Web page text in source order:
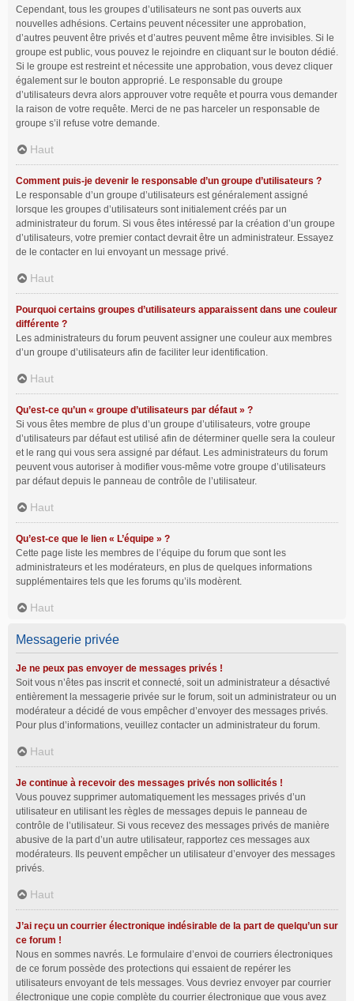
Cependant, tous les groupes d’utilisateurs ne sont pas ouverts aux
nouvelles adhésions. Certains peuvent nécessiter une approbation,
d’autres peuvent être privés et d’autres peuvent même être invisibles. Si le
groupe est public, vous pouvez le rejoindre en cliquant sur le bouton dédié.
Si le groupe est restreint et nécessite une approbation, vous devez cliquer
également sur le bouton approprié. Le responsable du groupe
d’utilisateurs devra alors approuver votre requête et pourra vous demander
la raison de votre requête. Merci de ne pas harceler un responsable de
groupe s’il refuse votre demande.
Haut
Comment puis-je devenir le responsable d’un groupe d’utilisateurs ?
Le responsable d’un groupe d’utilisateurs est généralement assigné
lorsque les groupes d’utilisateurs sont initialement créés par un
administrateur du forum. Si vous êtes intéressé par la création d’un groupe
d’utilisateurs, votre premier contact devrait être un administrateur. Essayez
de le contacter en lui envoyant un message privé.
Haut
Pourquoi certains groupes d’utilisateurs apparaissent dans une couleur
différente ?
Les administrateurs du forum peuvent assigner une couleur aux membres
d’un groupe d’utilisateurs afin de faciliter leur identification.
Haut
Qu’est-ce qu’un « groupe d’utilisateurs par défaut » ?
Si vous êtes membre de plus d’un groupe d’utilisateurs, votre groupe
d’utilisateurs par défaut est utilisé afin de déterminer quelle sera la couleur
et le rang qui vous sera assigné par défaut. Les administrateurs du forum
peuvent vous autoriser à modifier vous-même votre groupe d’utilisateurs
par défaut depuis le panneau de contrôle de l’utilisateur.
Haut
Qu’est-ce que le lien « L’équipe » ?
Cette page liste les membres de l’équipe du forum que sont les
administrateurs et les modérateurs, en plus de quelques informations
supplémentaires tels que les forums qu’ils modèrent.
Haut
Messagerie privée
Je ne peux pas envoyer de messages privés !
Soit vous n’êtes pas inscrit et connecté, soit un administrateur a désactivé
entièrement la messagerie privée sur le forum, soit un administrateur ou un
modérateur a décidé de vous empêcher d’envoyer des messages privés.
Pour plus d’informations, veuillez contacter un administrateur du forum.
Haut
Je continue à recevoir des messages privés non sollicités !
Vous pouvez supprimer automatiquement les messages privés d’un
utilisateur en utilisant les règles de messages depuis le panneau de
contrôle de l’utilisateur. Si vous recevez des messages privés de manière
abusive de la part d’un autre utilisateur, rapportez ces messages aux
modérateurs. Ils peuvent empêcher un utilisateur d’envoyer des messages
privés.
Haut
J’ai reçu un courrier électronique indésirable de la part de quelqu’un sur
ce forum !
Nous en sommes navrés. Le formulaire d’envoi de courriers électroniques
de ce forum possède des protections qui essaient de repérer les
utilisateurs envoyant de tels messages. Vous devriez envoyer par courrier
électronique une copie complète du courrier électronique que vous avez